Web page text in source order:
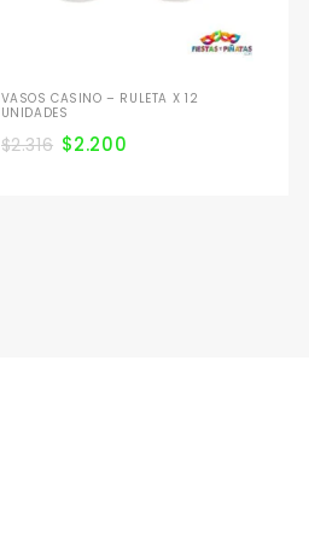
VASOS CASINO – RULETA X 12
UNIDADES
$2.316 $2.200